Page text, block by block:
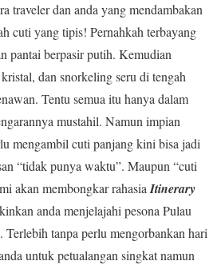
traveler dan anda yang mendambakan
cuti yang tipis! Pernahkah terbayang
pantai berpasir putih. Kemudian
dan snorkeling seru di tengah
Tentu semua itu hanya dalam
mustahil. Namun impian
mengambil cuti panjang kini bisa jadi
“tidak punya waktu”. Maupun “cuti
akan membongkar rahasia Itinerary
anda menjelajahi pesona Pulau
Terlebih tanpa perlu mengorbankan hari
untuk petualangan singkat namun